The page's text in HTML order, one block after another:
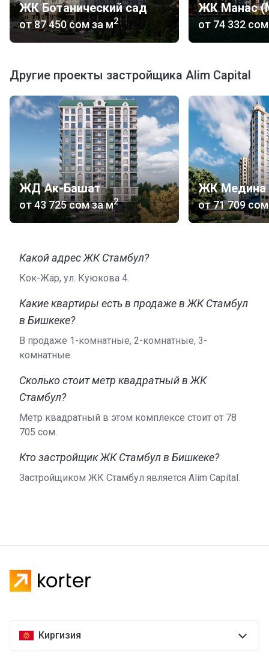
ЖК Ботанический сад
от‍87 450 сомза м2 от ‍74 332 сом
Другие проекты застройщика Alim Capital
ЖД Ак-Башат
от‍43 725 сомза м2
ЖК Медина
от‍71 709 сом
Какой адрес ЖК Стамбул?
Кок-Жар, ул. Куюкова 4.
Какие квартиры есть в продаже в ЖК Стамбул
в Бишкеке?
В продаже 1-комнатные, 2-комнатные, 3-
комнатные.
Сколько стоит метр квадратный в ЖК
Стамбул?
Метр квадратный в этом комплексе стоит от ‍78
705 сом.
Кто застройщик ЖК Стамбул в Бишкеке?
Застройщиком ЖК Стамбул является Alim Capital.
Киргизия